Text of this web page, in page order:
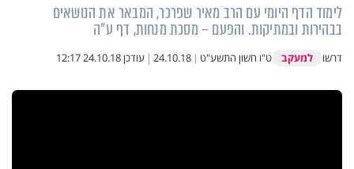
לימוד הדף היומי עם הרב מאיר שפרכר, המבאר את הנושאים
בבהירות ובמתיקות. והפעם – מסכת מנחות, דף ע"ה
דרשו למעקב ט"ו חשון התשע"ט |
24.10.18
| עודכן24.10.18 12:17